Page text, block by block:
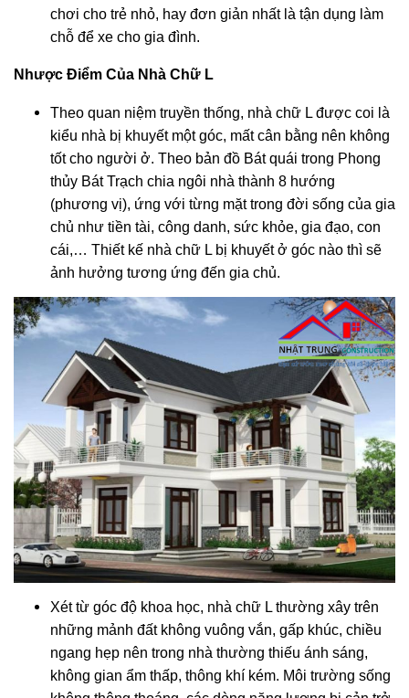
chơi cho trẻ nhỏ, hay đơn giản nhất là tận dụng làm
chỗ để xe cho gia đình.
Nhược Điểm Của Nhà Chữ L
Theo quan niệm truyền thống, nhà chữ L được coi là
kiểu nhà bị khuyết một góc, mất cân bằng nên không
tốt cho người ở. Theo bản đồ Bát quái trong Phong
thủy Bát Trạch chia ngôi nhà thành 8 hướng
(phương vị), ứng với từng mặt trong đời sống của gia
chủ như tiền tài, công danh, sức khỏe, gia đạo, con
cái,… Thiết kế nhà chữ L bị khuyết ở góc nào thì sẽ
ảnh hưởng tương ứng đến gia chủ.
Xét từ góc độ khoa học, nhà chữ L thường xây trên
những mảnh đất không vuông vắn, gấp khúc, chiều
ngang hẹp nên trong nhà thường thiếu ánh sáng,
không gian ẩm thấp, thông khí kém. Môi trường sống